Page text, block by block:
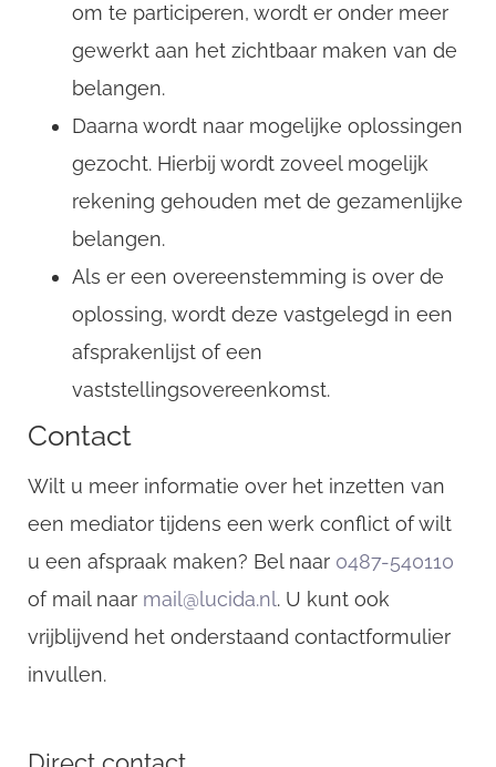
om te participeren, wordt er onder meer
gewerkt aan het zichtbaar maken van de
belangen.
Daarna wordt naar mogelijke oplossingen
gezocht. Hierbij wordt zoveel mogelijk
rekening gehouden met de gezamenlijke
belangen.
Als er een overeenstemming is over de
oplossing, wordt deze vastgelegd in een
afsprakenlijst of een
vaststellingsovereenkomst.
Contact
Wilt u meer informatie over het inzetten van
een mediator tijdens een werk conflict of wilt
u een afspraak maken? Bel naar 0487-540110
of mail naar mail@lucida.nl. U kunt ook
vrijblijvend het onderstaand contactformulier
invullen.